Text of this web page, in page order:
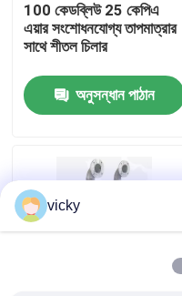
যোগাযোগ করুন
খবর
টর্ক ডায়নামিটার
100 কেডব্লিউ 25 কেপিএ
এয়ার সংশোধনযোগ্য তাপমাত্রার
সাথে শীতল চিলার
অনুসন্ধান পাঠান
vicky